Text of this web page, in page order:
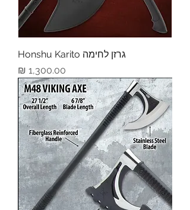
גרזן לחימה Honshu Karito
מחיר